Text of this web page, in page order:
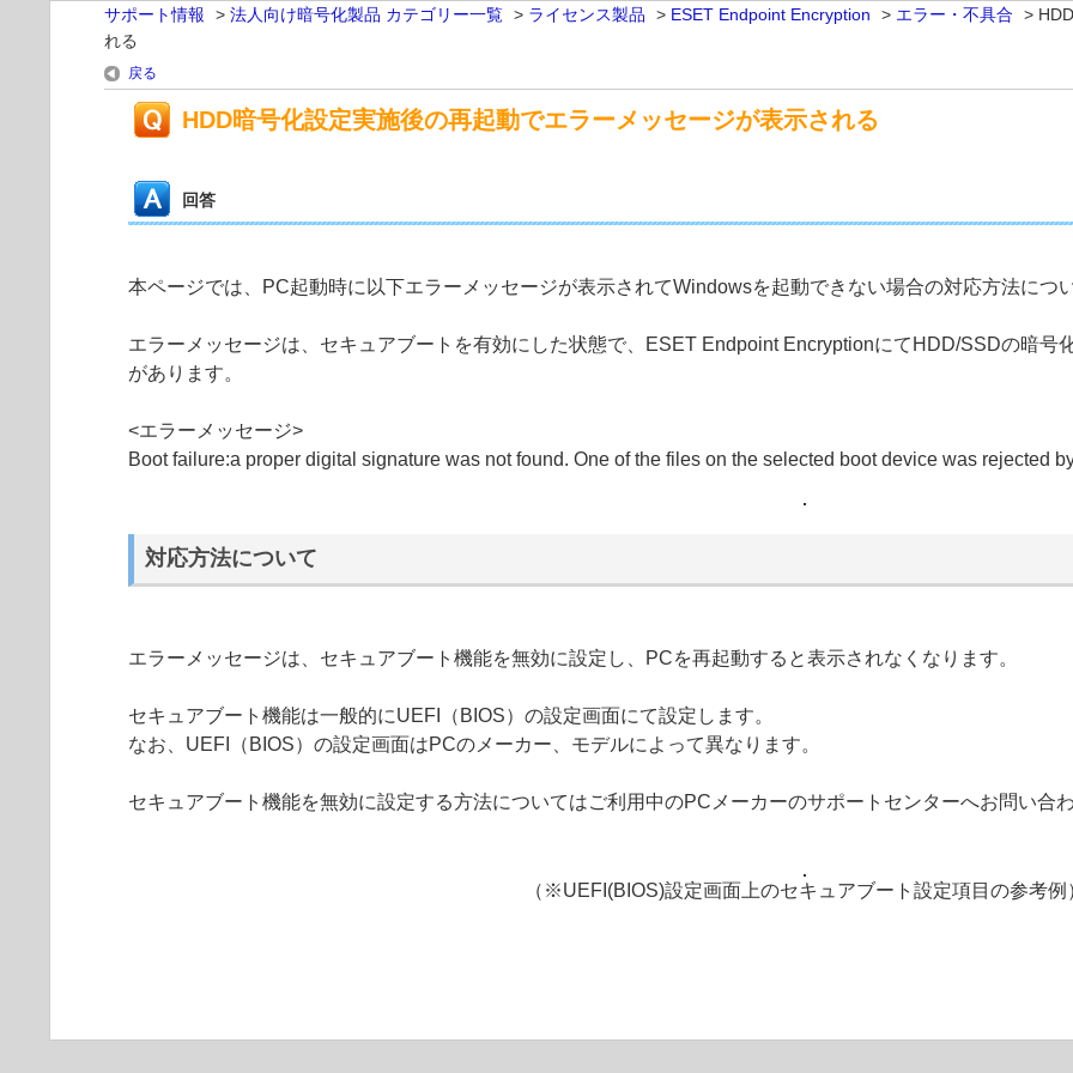
サポート情報 > 法人向け暗号化製品 カテゴリー一覧 > ライセンス製品 > ESET Endpoint Encryption > エラー・不具合 >
れる
戻る
HDD暗号化設定実施後の再起動でエラーメッセージが表示される
回答
本ページでは、PC起動時に以下エラーメッセージが表示されてWindowsを起動できない場合の対応方法につ
エラーメッセージは、セキュアブートを有効にした状態で、ESET Endpoint EncryptionにてHDD/SSDの暗号
があります。
<エラーメッセージ>
Boot failure:a proper digital signature was not found. One of the files on the selected boot device was rejected
対応方法について
エラーメッセージは、セキュアブート機能を無効に設定し、PCを再起動すると表示されなくなります。
セキュアブート機能は一般的にUEFI（BIOS）の設定画面にて設定します。
なお、UEFI（BIOS）の設定画面はPCのメーカー、モデルによって異なります。
セキュアブート機能を無効に設定する方法についてはご利用中のPCメーカーのサポートセンターへお問い合わ
（※UEFI(BIOS)設定画面上のセキュアブート設定項目の参考例